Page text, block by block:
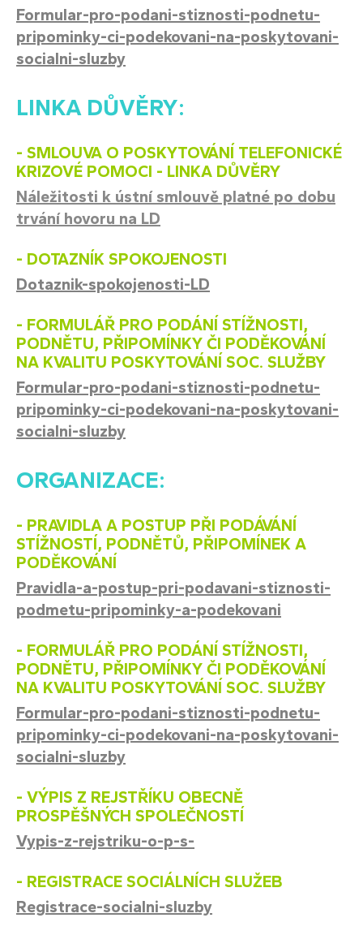
Formular-pro-podani-stiznosti-podnetu-
pripominky-ci-podekovani-na-poskytovani-
socialni-sluzby
LINKA DŮVĚRY:
- SMLOUVA O POSKYTOVÁNÍ TELEFONICKÉ
KRIZOVÉ POMOCI - LINKA DŮVĚRY
Náležitosti k ústní smlouvě platné po dobu
trvání hovoru na LD
- DOTAZNÍK SPOKOJENOSTI
Dotaznik-spokojenosti-LD
- FORMULÁŘ PRO PODÁNÍ STÍŽNOSTI,
PODNĚTU, PŘIPOMÍNKY ČI PODĚKOVÁNÍ
NA KVALITU POSKYTOVÁNÍ SOC. SLUŽBY
Formular-pro-podani-stiznosti-podnetu-
pripominky-ci-podekovani-na-poskytovani-
socialni-sluzby
ORGANIZACE:
- PRAVIDLA A POSTUP PŘI PODÁVÁNÍ
STÍŽNOSTÍ, PODNĚTŮ, PŘIPOMÍNEK A
PODĚKOVÁNÍ
Pravidla-a-postup-pri-podavani-stiznosti-
podmetu-pripominky-a-podekovani
- FORMULÁŘ PRO PODÁNÍ STÍŽNOSTI,
PODNĚTU, PŘIPOMÍNKY ČI PODĚKOVÁNÍ
NA KVALITU POSKYTOVÁNÍ SOC. SLUŽBY
Formular-pro-podani-stiznosti-podnetu-
pripominky-ci-podekovani-na-poskytovani-
socialni-sluzby
- VÝPIS Z REJSTŘÍKU OBECNĚ
PROSPĚŠNÝCH SPOLEČNOSTÍ
Vypis-z-rejstriku-o-p-s-
- REGISTRACE SOCIÁLNÍCH SLUŽEB
Registrace-socialni-sluzby